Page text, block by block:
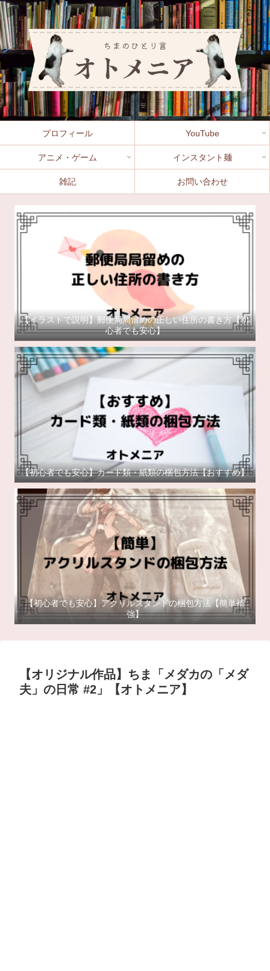
プロフィール YouTube
アニメ・ゲーム インスタント麺
雑記 お問い合わせ
【イラストで説明】郵便局局留めの正しい住所の書き方【初
心者でも安心】
【初心者でも安心】カード類・紙類の梱包方法【おすすめ】
【初心者でも安心】アクリルスタンドの梱包方法【簡単補
強】
【オリジナル作品】ちま「メダカの「メダ
夫」の日常 #2」【オトメニア】